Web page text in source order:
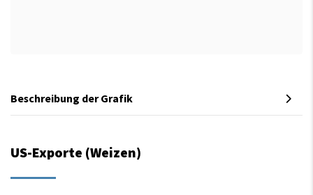
Beschreibung der Grafik
US-Exporte (Weizen)